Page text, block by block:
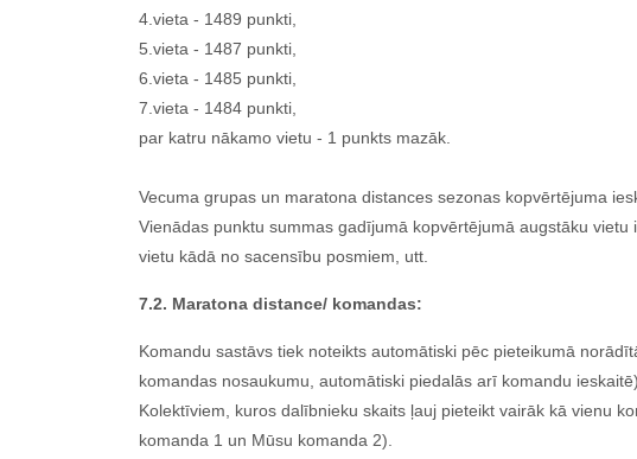
4.vieta - 1489 punkti,
5.vieta - 1487 punkti,
6.vieta - 1485 punkti,
7.vieta - 1484 punkti,
par katru nākamo vietu - 1 punkts mazāk.
Vecuma grupas un maratona distances sezonas kopvērtējuma
Vienādas punktu summas gadījumā kopvērtējumā augstāku
vietu kādā no sacensību posmiem, utt.
7.2. Maratona distance/ komandas:
Komandu sastāvs tiek noteikts automātiski pēc pieteikumā
komandas nosaukumu, automātiski piedalās arī komandu ieskaitē).
Kolektīviem, kuros dalībnieku skaits ļauj pieteikt vairāk kā vienu
komanda 1 un Mūsu komanda 2).